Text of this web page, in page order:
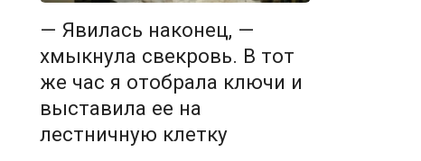
— Явилась наконец, —
хмыкнула свекровь. В тот
же час я отобрала ключи и
выставила ее на
лестничную клетку